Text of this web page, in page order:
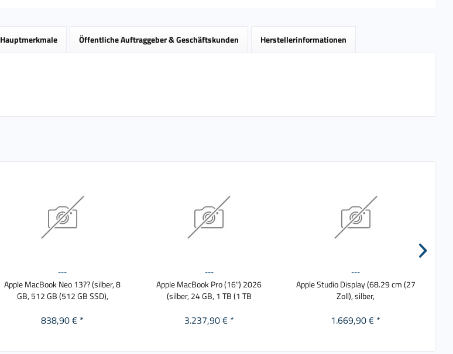
Hauptmerkmale Öffentliche Auftraggeber & Geschäftskunden Herstellerinformationen
---
Apple MacBook Neo 13?? (silber, 8
GB, 512 GB (512 GB SSD),
838,90 € *
---
Apple MacBook Pro (16") 2026
(silber, 24 GB, 1 TB (1 TB
3.237,90 € *
---
Apple Studio Display (68.29 cm (27
Zoll), silber,
1.669,90 € *